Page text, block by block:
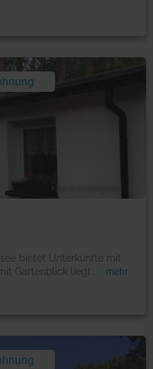
bietet Unterkünfte mit
Gartenblick liegt
mehr